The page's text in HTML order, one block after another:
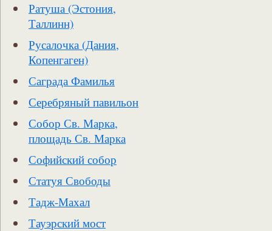
Ратуша (Эстония,
Таллинн)
Русалочка (Дания,
Копенгаген)
Саграда Фамилья
Серебряный павильон
Собор Св. Марка,
площадь Св. Марка
Софийский собор
Статуя Свободы
Тадж-Махал
Тауэрский мост